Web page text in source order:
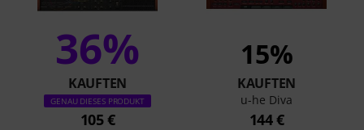
36%
KAUFTEN
GENAU DIESES PRODUKT
105 €
15%
KAUFTEN
u-he Diva
144 €